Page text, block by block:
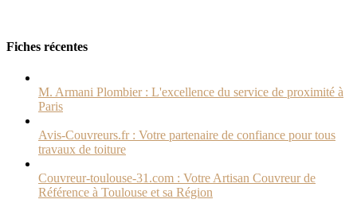
Fiches récentes
M. Armani Plombier : L'excellence du service de proximité à
Paris
Avis-Couvreurs.fr : Votre partenaire de confiance pour tous
travaux de toiture
Couvreur-toulouse-31.com : Votre Artisan Couvreur de
Référence à Toulouse et sa Région